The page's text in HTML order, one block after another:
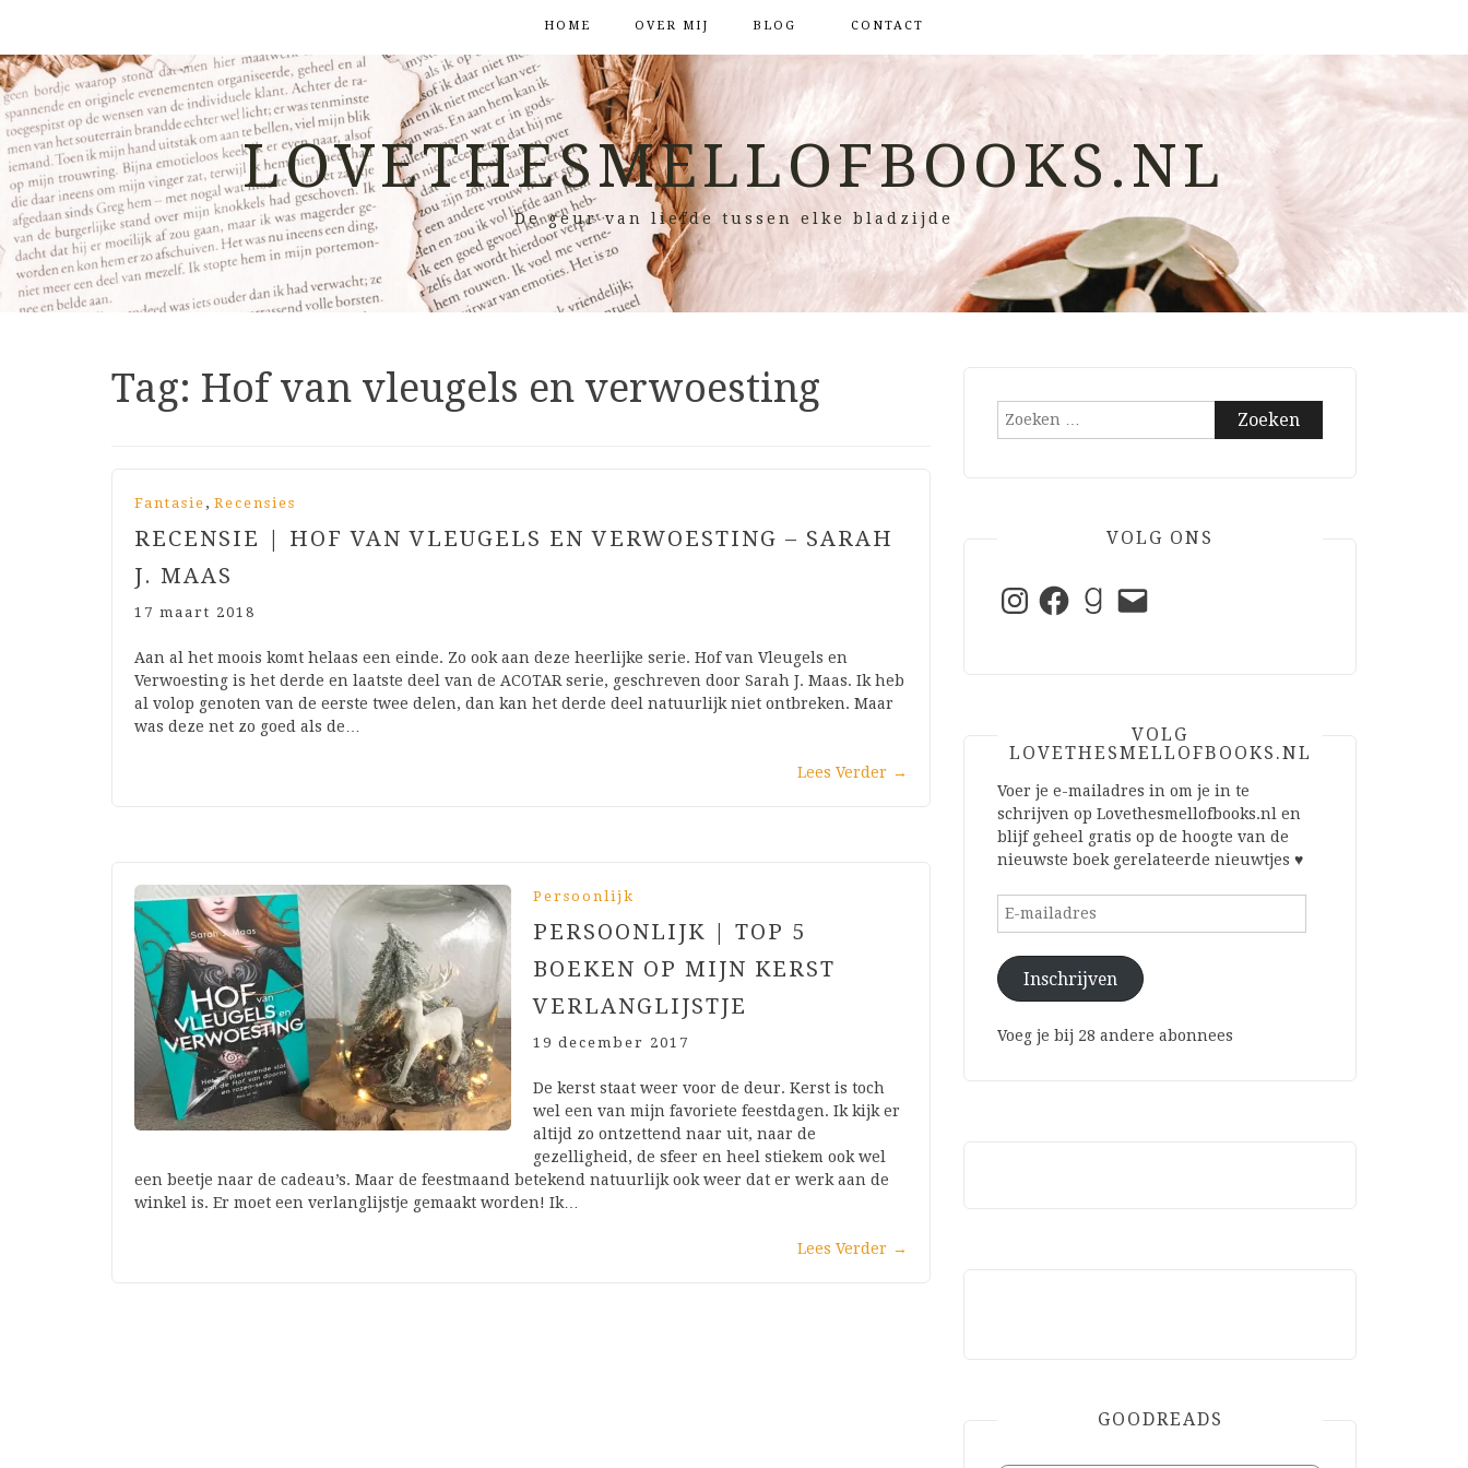
HOME OVER MIJ BLOG CONTACT
LOVETHESMELLOFBOOKS.NL
De geur van liefde tussen elke bladzijde
Tag: Hof van vleugels en verwoesting
Fantasie , Recensies
RECENSIE | HOF VAN VLEUGELS EN VERWOESTING – SARAH
J. MAAS
17 maart 2018
Aan al het moois komt helaas een einde. Zo ook aan deze heerlijke serie. Hof van Vleugels en
Verwoesting is het derde en laatste deel van de ACOTAR serie, geschreven door Sarah J. Maas. Ik heb
al volop genoten van de eerste twee delen, dan kan het derde deel natuurlijk niet ontbreken. Maar
was deze net zo goed als de…
Lees Verder →
Persoonlijk
PERSOONLIJK | TOP 5
BOEKEN OP MIJN KERST
VERLANGLIJSTJE
19 december 2017
De kerst staat weer voor de deur. Kerst is toch
wel een van mijn favoriete feestdagen. Ik kijk er
altijd zo ontzettend naar uit, naar de
gezelligheid, de sfeer en heel stiekem ook wel
een beetje naar de cadeau’s. Maar de feestmaand betekend natuurlijk ook weer dat er werk aan de
winkel is. Er moet een verlanglijstje gemaakt worden! Ik…
Lees Verder →
Zoeken
VOLG ONS
InstagramFacebookGoodreads
E-
mail
VOLG
LOVETHESMELLOFBOOKS.NL
Voer je e-mailadres in om je in te
schrijven op Lovethesmellofbooks.nl en
blijf geheel gratis op de hoogte van de
nieuwste boek gerelateerde nieuwtjes ♥
E-
Inschrijven
Voeg je bij 28 andere abonnees
GOODREADS